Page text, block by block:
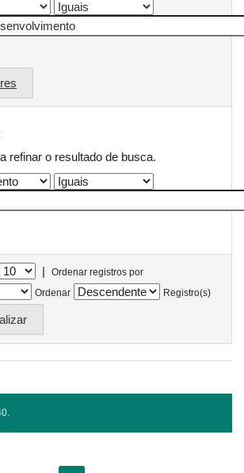
refinar o resultado de busca.
|
Ordenar registros por
Ordenar
Registro(s)